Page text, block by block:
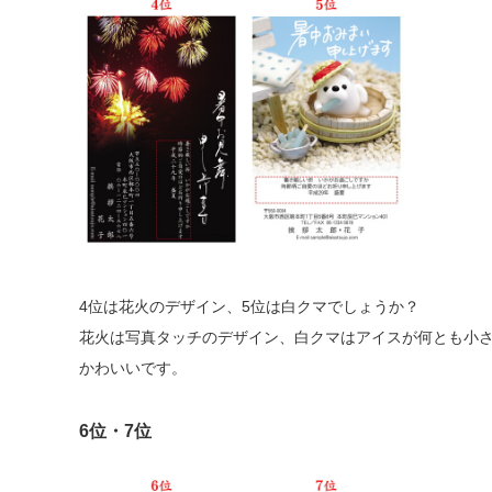
4位は花火のデザイン、5位は白クマでしょうか？
花火は写真タッチのデザイン、白クマはアイスが何とも小
かわいいです。
6位・7位